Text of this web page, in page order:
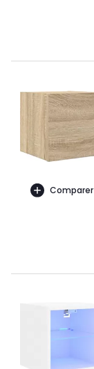
Comparer